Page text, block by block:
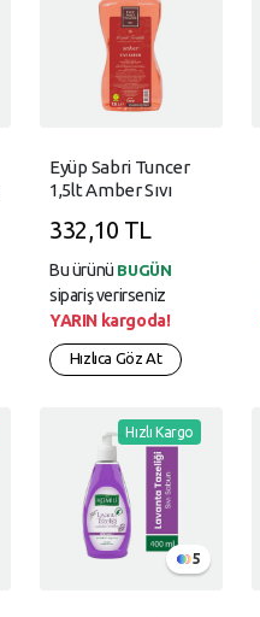
Eyüp Sabri Tuncer
1,5lt Amber Sıvı
Zeytinyağlı
332,10 TL
Bu ürünü BUGÜN
sipariş verirseniz
YARIN kargoda!
Hızlıca Göz At
Hızlı Kargo
5